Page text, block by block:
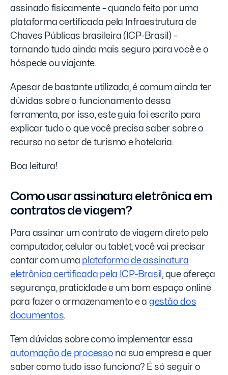
assinado fisicamente – quando feito por uma
plataforma certificada pela Infraestrutura de
Chaves Públicas brasileira (ICP-Brasil) –
tornando tudo ainda mais seguro para você e o
hóspede ou viajante.
Apesar de bastante utilizada, é comum ainda ter
dúvidas sobre o funcionamento dessa
ferramenta, por isso, este guia foi escrito para
explicar tudo o que você precisa saber sobre o
recurso no setor de turismo e hotelaria.
Boa leitura!
Como usar assinatura eletrônica em
contratos de viagem?
Para assinar um contrato de viagem direto pelo
computador, celular ou tablet, você vai precisar
contar com uma plataforma de assinatura
eletrônica certificada pela ICP-Brasil , que ofereça
segurança, praticidade e um bom espaço online
para fazer o armazenamento e a gestão dos
documentos.
Tem dúvidas sobre como implementar essa
automação de processo na sua empresa e quer
saber como tudo isso funciona? É só seguir o